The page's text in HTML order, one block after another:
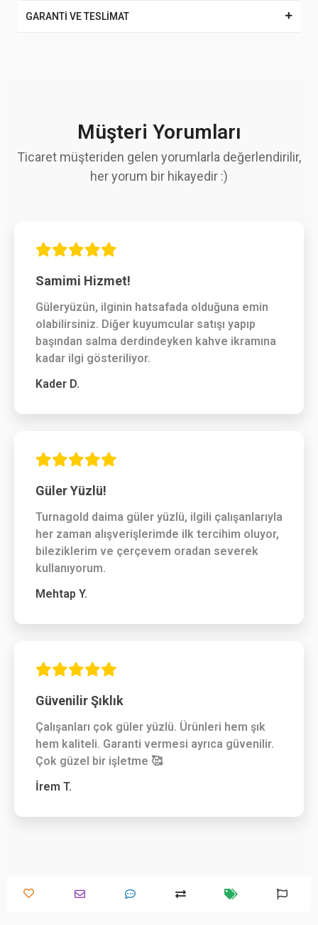
GARANTİ VE TESLİMAT
Müşteri Yorumları
Ticaret müşteriden gelen yorumlarla değerlendirilir,
her yorum bir hikayedir :)
Samimi Hizmet!
Güleryüzün, ilginin hatsafada olduğuna emin
olabilirsiniz. Diğer kuyumcular satışı yapıp
başından salma derdindeyken kahve ikramına
kadar ilgi gösteriliyor.
Kader D.
Güler Yüzlü!
Turnagold daima güler yüzlü, ilgili çalışanlarıyla
her zaman alışverişlerimde ilk tercihim oluyor,
bileziklerim ve çerçevem oradan severek
kullanıyorum.
Mehtap Y.
Güvenilir Şıklık
Çalışanları çok güler yüzlü. Ürünleri hem şık
hem kaliteli. Garanti vermesi ayrıca güvenilir.
Çok güzel bir işletme 🥰
İrem T.